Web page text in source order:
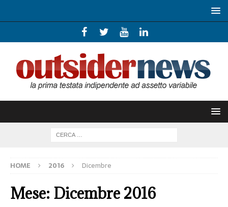
HOME 2016 Dicembre
Mese: Dicembre 2016